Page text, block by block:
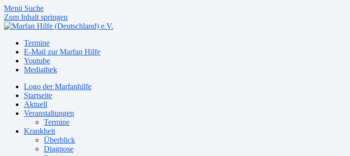
Menü Suche
Zum Inhalt springen
Termine
E-Mail zur Marfan Hilfe
Youtube
Mediathek
Logo der Marfanhilfe
Startseite
Aktuell
Veranstaltungen
Termine
Krankheit
Überblick
Diagnose